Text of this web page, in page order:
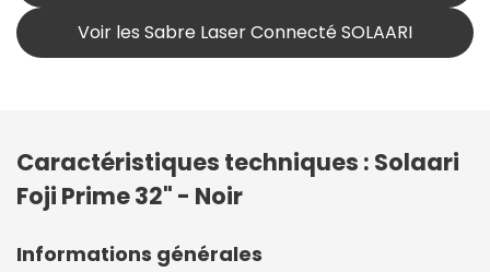
Voir les Sabre Laser Connecté SOLAARI
Caractéristiques techniques : Solaari
Foji Prime 32" - Noir
Informations générales